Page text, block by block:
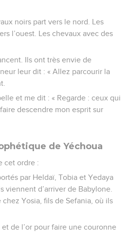
noirs part vers le nord. Les
l’ouest. Les chevaux avec des
Ils ont très envie de
leur dit : « Allez parcourir la
et me dit : « Regarde : ceux qui
descendre mon esprit sur
de Yéchoua
cet ordre :
par Heldaï, Tobia et Yedaya
viennent d’arriver de Babylone.
chez Yosia, fils de Sefania, où ils
et de l’or pour faire une couronne